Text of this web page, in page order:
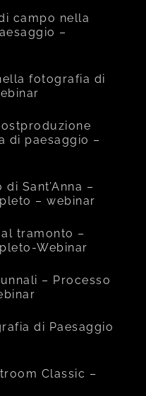
campo nella
–
fotografia di
di paesaggio –
Sant’Anna –
– webinar
tramonto –
Webinar
– Processo
di Paesaggio
Classic –